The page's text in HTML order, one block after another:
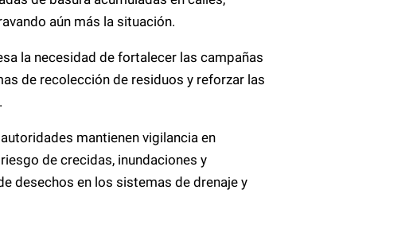
aún más la situación.
la necesidad de fortalecer las campañas
de recolección de residuos y reforzar las
mantienen vigilancia en
de crecidas, inundaciones y
desechos en los sistemas de drenaje y